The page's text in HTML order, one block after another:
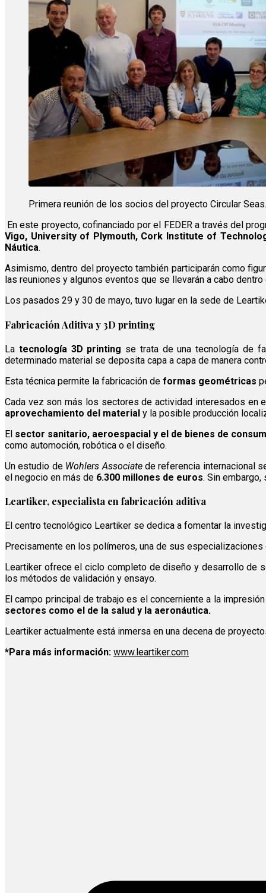
Primera reunión de los socios del proyecto Circular Seas.
En este proyecto, cofinanciado por el FEDER a través del
Vigo, University of Plymouth, Cork Institute of
Náutica.
Asimismo, dentro del proyecto también participarán como
las reuniones y algunos eventos que se llevarán a cabo
Los pasados 29 y 30 de mayo, tuvo lugar en la sede de
Fabricación Aditiva y 3D printing
La tecnología 3D printing se trata de una tecnología de
determinado material se deposita capa a capa de manera
Esta técnica permite la fabricación de formas geométricas
Cada vez son más los sectores de actividad interesados en
aprovechamiento del material y la posible producción
El sector sanitario, aeroespacial y el de bienes de
como automoción, robótica o el diseño.
Un estudio de Wohlers Associatede referencia internacional
el negocio en más de 6.300 millones de euros. Sin
Leartiker, especialista en fabricación aditiva
El centro tecnológico Leartiker se dedica a fomentar la
Precisamente en los polímeros, una de sus
Leartiker ofrece el ciclo completo de diseño y desarrollo de
los métodos de validación y ensayo.
El campo principal de trabajo es el concerniente a la
sectores como el de la salud y la aeronáutica.
Leartiker actualmente está inmersa en una decena de
*Para más información: www.leartiker.com